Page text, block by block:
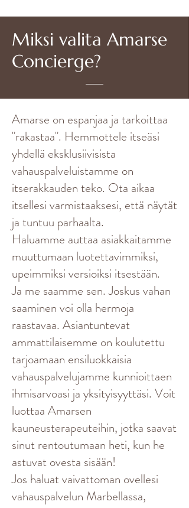
Miksi valita Amarse
Concierge?
Amarse on espanjaa ja tarkoittaa
"rakastaa". Hemmottele itseäsi
yhdellä eksklusiivisista
vahauspalveluistamme on
itserakkauden teko. Ota aikaa
itsellesi varmistaaksesi, että näytät
ja tuntuu parhaalta.
Haluamme auttaa asiakkaitamme
muuttumaan luotettavimmiksi,
upeimmiksi versioiksi itsestään.
Ja me saamme sen. Joskus vahan
saaminen voi olla hermoja
raastavaa. Asiantuntevat
ammattilaisemme on koulutettu
tarjoamaan ensiluokkaisia
vahauspalvelujamme kunnioittaen
ihmisarvoasi ja yksityisyyttäsi. Voit
luottaa Amarsen
kauneusterapeuteihin, jotka saavat
sinut rentoutumaan heti, kun he
astuvat ovesta sisään!
Jos haluat vaivattoman ovellesi
vahauspalvelun Marbellassa,